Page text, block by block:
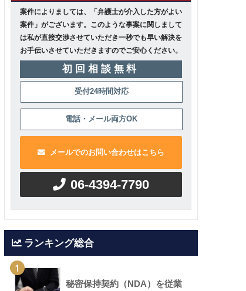
案件によりましては、「弁護士が介入した方がよい
案件」がございます。このような事案に関しまして
は私が直接交渉させていただき一秒でも早い解決を
お手伝いさせていただきますのでご安心ください。
初回相談無料
受付24時間対応
電話・メール両方OK
メールでのお問い合わせはこちら
06-4394-7790
ランキング総合
1
秘密保持契約（NDA）を従業